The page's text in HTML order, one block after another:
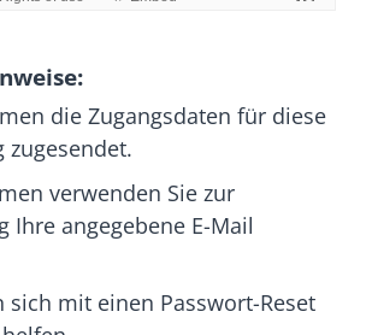
die Zugangsdaten für diese
zugesendet.
verwenden Sie zur
Ihre angegebene E-Mail
sich mit einen Passwort-Reset